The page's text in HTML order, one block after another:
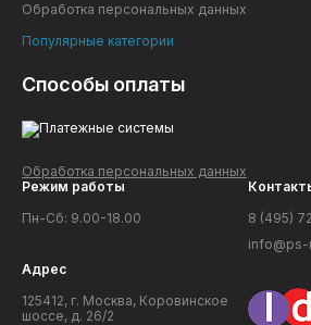
Обработка персональных данных
Популярные категории
Способы оплаты
Обработка персональных данных
Режим работы
Пн-Сб: 9.00-18.00
8 (495)
info@ps-
Адрес
125412, г. Москва, Коровинское
шоссе, д. 26/2